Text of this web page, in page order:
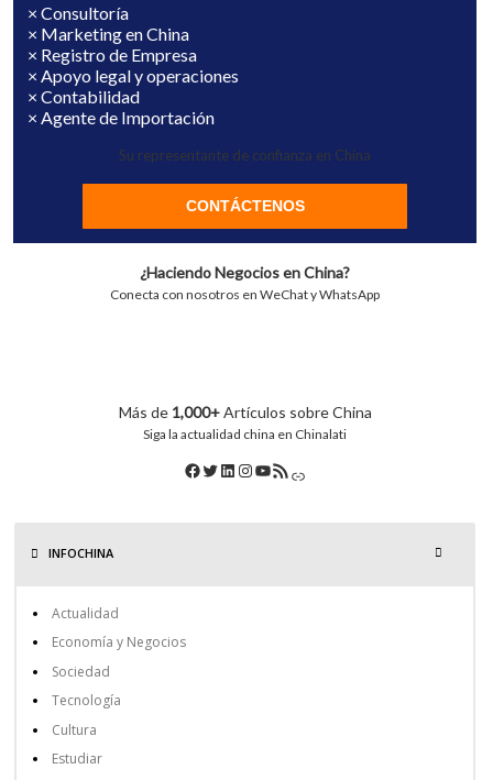
× Consultoría
× Marketing en China
× Registro de Empresa
× Apoyo legal y operaciones
× Contabilidad
× Agente de Importación
Su representante de confianza en China
CONTÁCTENOS
¿Haciendo Negocios en China?
Conecta con nosotros en WeChat y WhatsApp
Más de 1,000+Artículos sobre China
Siga la actualidad china en Chinalati
INFOCHINA
Actualidad
Economía y Negocios
Sociedad
Tecnología
Cultura
Estudiar